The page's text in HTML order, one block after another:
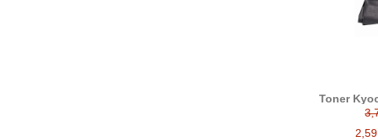
Toner
alternativo,
toner